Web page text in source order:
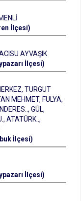
İlçesi)
AYVAŞIK
İlçesi)
TURGUT
MEHMET, FULYA,
GÜL,
ATATÜRK..,
İlçesi)
İlçesi)